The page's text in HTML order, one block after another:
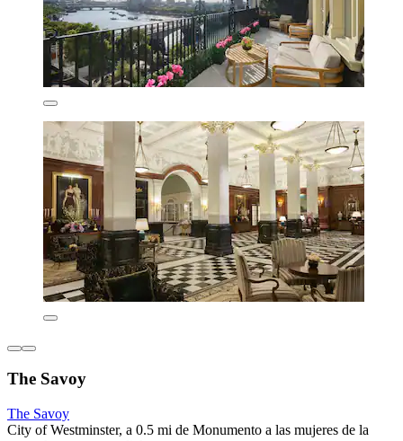
The Savoy
The Savoy
City of Westminster, a 0.5 mi de Monumento a las mujeres de la